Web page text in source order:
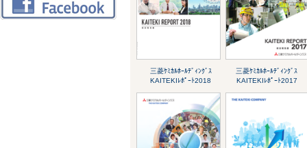
三菱ｹﾐｶﾙﾎｰﾙﾃﾞｨﾝｸﾞｽ
KAITEKIﾚﾎﾟｰﾄ2018
三菱ｹﾐｶﾙﾎｰﾙﾃﾞｨﾝｸﾞｽ
KAITEKIﾚﾎﾟｰﾄ2017